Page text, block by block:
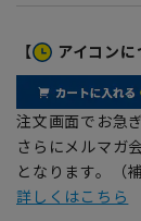
【 アイコンに
注文画面でお急
さらにメルマガ
となります。（
詳しくはこちら